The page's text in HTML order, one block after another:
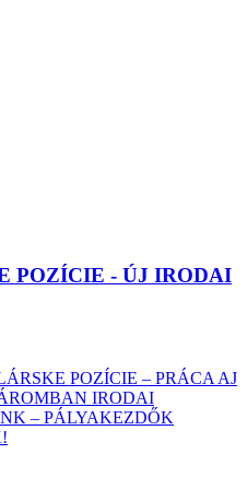
POZÍCIE - ÚJ IRODAI
POZÍCIE – PRÁCA AJ
IRODAI
– PÁLYAKEZDŐK